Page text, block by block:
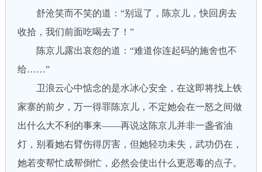
舒沧笑而不笑的道：“别逗了，陈京儿，快回房去
收拾，我们前面吃喝去了！”
陈京儿露出哀怨的道：“难道你连起码的施舍也不
给……”
卫浪云心中惦念的是水冰心安全，在这即将找上铁
家寨的前夕，万一得罪陈京儿，不定她会在一怒之间做
出什么大不利的事来——再说这陈京儿并非一盏省油
灯，别看她右臂伤得厉害，但她轻功未失，武功仍在，
她若变帮忙成帮倒忙，必然会使出什么更恶毒的点子。